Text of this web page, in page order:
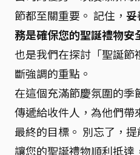
節都至關重要。 記住， 妥
務是確保您的聖誕禮物安
也是我們在探討「聖誕節
斷強調的重點。
在這個充滿節慶氛圍的
傳遞給收件人，為他們帶
最終的目標。 別忘了，
讓您的聖誕禮物順利抵